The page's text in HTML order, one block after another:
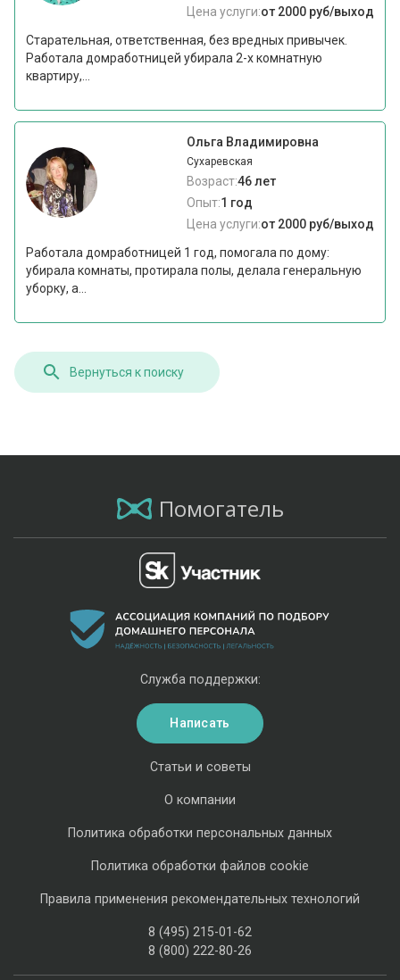
Цена услуги:от 2000 руб/выход
Старательная, ответственная, без вредных привычек.
Работала домработницей убирала 2-х комнатную
квартиру,...
Ольга Владимировна
Сухаревская
Возраст:46 лет
Опыт:1 год
Цена услуги:от 2000 руб/выход
Работала домработницей 1 год, помогала по дому:
убирала комнаты, протирала полы, делала генеральную
уборку, а...
Вернуться к поиску
Помогатель
Статьи и советы
О компании
Политика обработки персональных данных
Политика обработки файлов cookie
Правила применения рекомендательных технологий
8 (495) 215-01-62
8 (800) 222-80-26
Служба поддержки:
Написать